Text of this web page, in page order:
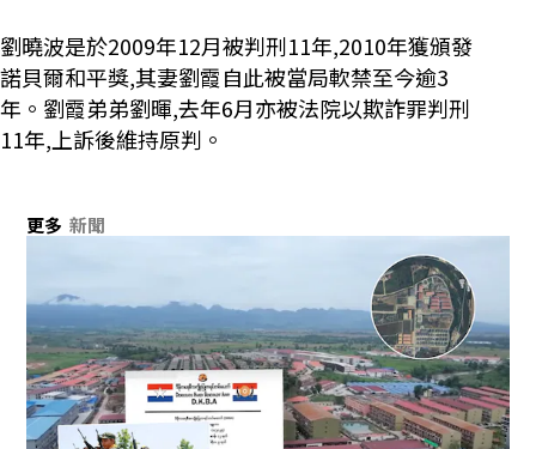
劉曉波是於2009年12月被判刑11年,2010年獲頒發
諾貝爾和平獎,其妻劉霞自此被當局軟禁至今逾3
年。劉霞弟弟劉暉,去年6月亦被法院以欺詐罪判刑
11年,上訴後維持原判。
更多 新聞